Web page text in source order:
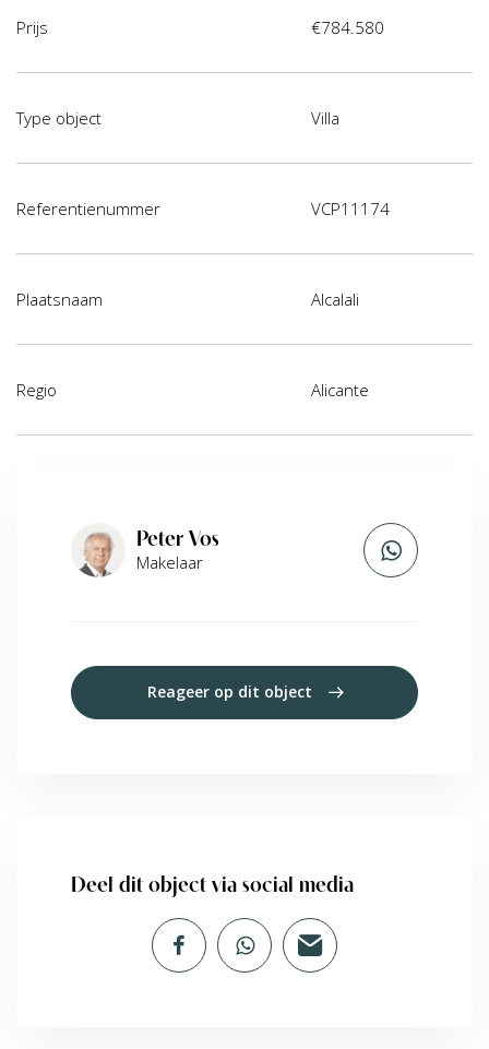
Prijs €784.580
Type object Villa
Referentienummer VCP11174
Plaatsnaam Alcalali
Regio Alicante
Peter Vos
Makelaar
Reageer op dit object
Deel dit object via social media